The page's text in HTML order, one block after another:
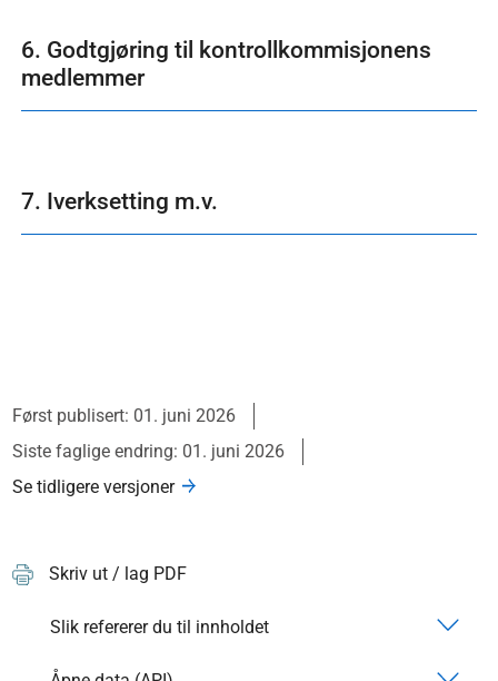
6. Godtgjøring til kontrollkommisjonens
medlemmer
7. Iverksetting m.v.
Først publisert: 01. juni 2026
Siste faglige endring: 01. juni 2026
Se tidligere versjoner
Skriv ut / lag PDF
Slik refererer du til innholdet